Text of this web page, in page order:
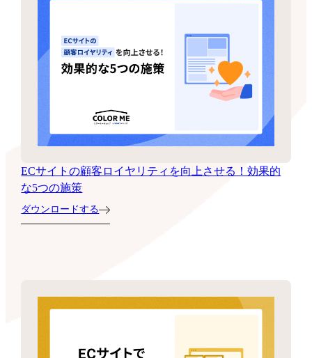
ECサイトの顧客ロイヤリティを向上させる！効果的
な5つの施策
ダウンロードする